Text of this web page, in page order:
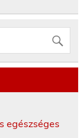
egészséges